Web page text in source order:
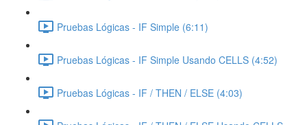
Pruebas Lógicas - IF Simple (6:11)
Pruebas Lógicas - IF Simple Usando CELLS (4:52)
Pruebas Lógicas - IF / THEN / ELSE (4:03)